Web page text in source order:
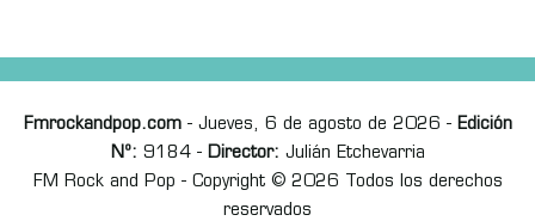
Fmrockandpop.com- Jueves, 6 de agosto de 2026 - Edición
Nº: 9184 - Director: Julián Etchevarria
FM Rock and Pop - Copyright © 2026 Todos los derechos
reservados